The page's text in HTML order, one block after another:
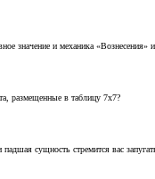
значение и механика
размещенные в таблицу 7х7?
сущность стремится вас